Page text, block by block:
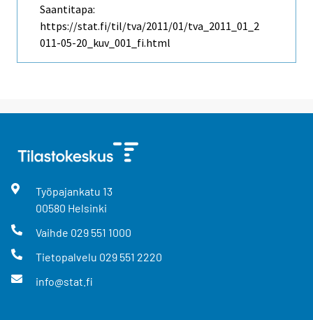
Saantitapa:
https://stat.fi/til/tva/2011/01/tva_2011_01_2
011-05-20_kuv_001_fi.html
Työpajankatu 13
00580 Helsinki
Vaihde 029 551 1000
Tietopalvelu 029 551 2220
info@stat.fi